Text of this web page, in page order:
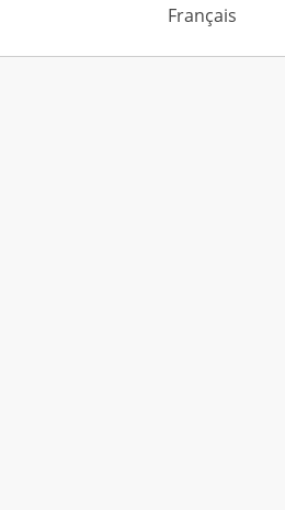
Français